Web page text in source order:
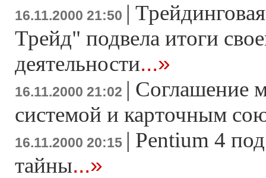
16.11.2000 21:50 |
Трейд" подвела итоги
деятельности...»
16.11.2000 21:02 | Соглашение
системой и карточным
16.11.2000 20:15 | Pentium 4
тайны...»